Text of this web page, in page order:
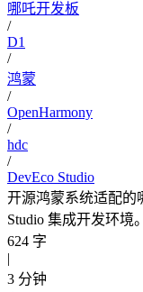
哪吒开发板
/
D1
/
鸿蒙
/
OpenHarmony
/
hdc
/
DevEco Studio
开源鸿蒙系统适配的
Studio 集成开发环境。
624 字
|
3 分钟